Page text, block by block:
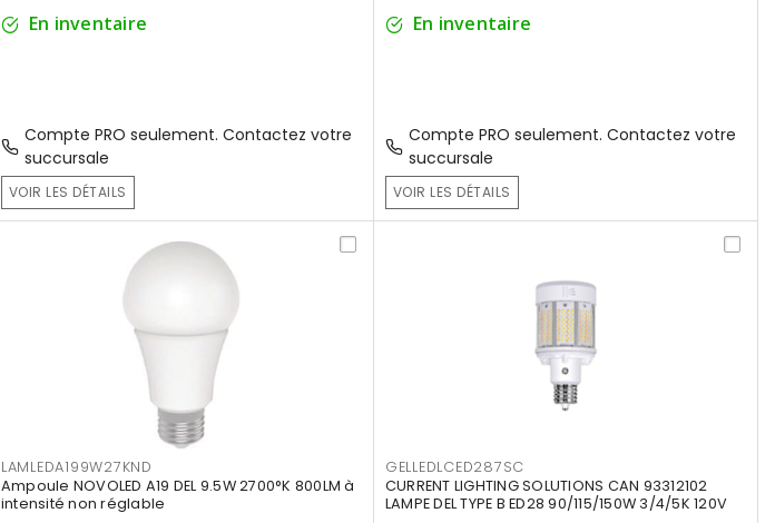
En inventaire
Compte PRO seulement. Contactez votre
succursale
VOIR LES DÉTAILS
En inventaire
Compte PRO seulement. Contactez votre
succursale
VOIR LES DÉTAILS
LAMLEDA199W27KND
Ampoule NOVOLED A19 DEL 9.5W 2700°K 800LM à
intensité non réglable
GELLEDLCED287SC
CURRENT LIGHTING SOLUTIONS CAN 93312102
LAMPE DEL TYPE B ED28 90/115/150W 3/4/5K 120V